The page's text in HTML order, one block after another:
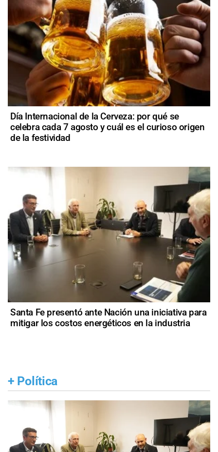
Día Internacional de la Cerveza: por qué se
celebra cada 7 agosto y cuál es el curioso origen
de la festividad
Santa Fe presentó ante Nación una iniciativa para
mitigar los costos energéticos en la industria
+ Política